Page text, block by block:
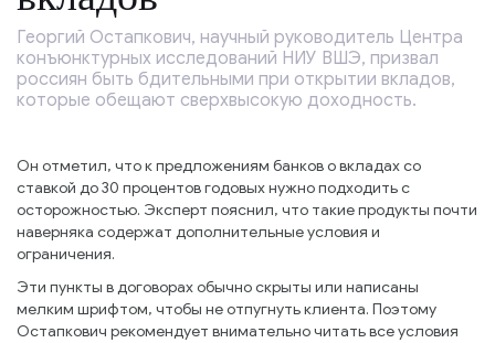
Георгий Остапкович, научный руководитель Центра
конъюнктурных исследований НИУ ВШЭ, призвал
россиян быть бдительными при открытии вкладов,
которые обещают сверхвысокую доходность.
Он отметил, что к предложениям банков о вкладах со
ставкой до 30 процентов годовых нужно подходить с
осторожностью. Эксперт пояснил, что такие продукты почти
наверняка содержат дополнительные условия и
ограничения.
Эти пункты в договорах обычно скрыты или написаны
мелким шрифтом, чтобы не отпугнуть клиента. Поэтому
Остапкович рекомендует внимательно читать все условия